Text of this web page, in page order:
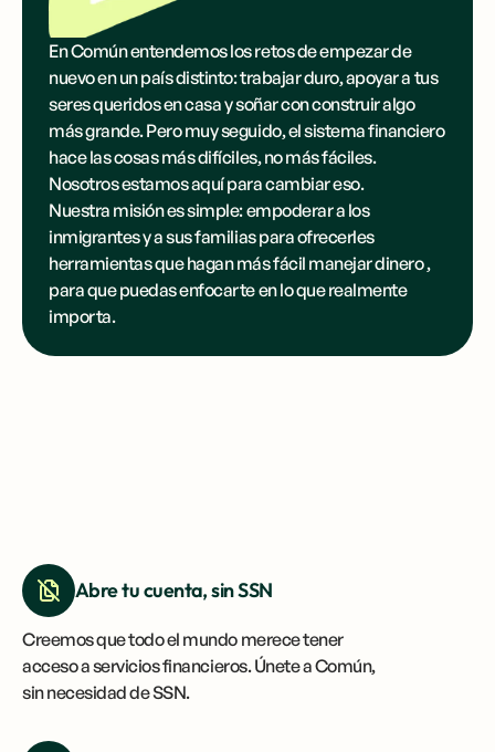
En Común entendemos los retos de empezar de
nuevo en un país distinto: trabajar duro, apoyar a tus
seres queridos en casa y soñar con construir algo
más grande. Pero muy seguido, el sistema financiero
hace las cosas más difíciles, no más fáciles.
Nosotros estamos aquí para cambiar eso.
Nuestra misión es simple: empoderar a los
inmigrantes y a sus familias para ofrecerles
herramientas que hagan más fácil manejar dinero ,
para que puedas enfocarte en lo que realmente
importa.
Abre tu cuenta, sin SSN
Creemos que todo el mundo merece tener
acceso a servicios financieros. Únete a Común,
sin necesidad de SSN.